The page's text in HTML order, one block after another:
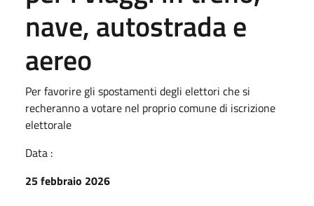
nave, autostrada e
aereo
Per favorire gli spostamenti degli elettori che si
recheranno a votare nel proprio comune di iscrizione
elettorale
Data :
25 febbraio 2026